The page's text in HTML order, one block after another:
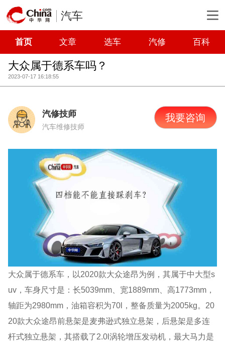
汽车
首页 文章 选车 汽修 百科
大众属于德系车吗？
2023-07-17 16:18:55
汽修技师
汽车维修技师
我要咨询
大众属于德系车，以2020款大众途昂为例，其属于中大型s
uv，车身尺寸是：长5039mm、宽1889mm、高1773mm，
轴距为2980mm，油箱容积为70l，整备质量为2005kg。20
20款大众途昂前悬架是麦弗逊式独立悬架，后悬架是多连
杆式独立悬架，其搭载了2.0l涡轮增压发动机，最大马力是